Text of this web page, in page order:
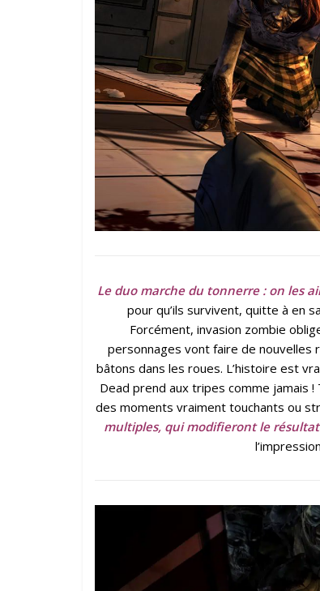
Le duo marche du tonnerre : on les
pour qu’ils survivent, quitte à en
Forcément, invasion zombie
personnages vont faire de
bâtons dans les roues. L’histoire est
Dead prend aux tripes comme jamais
des moments vraiment touchants ou
multiples, qui modifieront le